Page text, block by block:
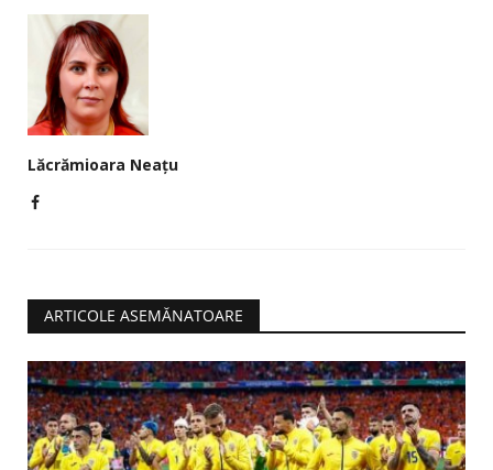
Lăcrămioara Neațu
ARTICOLE ASEMĂNATOARE